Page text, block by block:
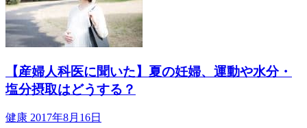
【産婦人科医に聞いた】夏の妊婦、運動や水分・
塩分摂取はどうする？
健康 2017年8月16日